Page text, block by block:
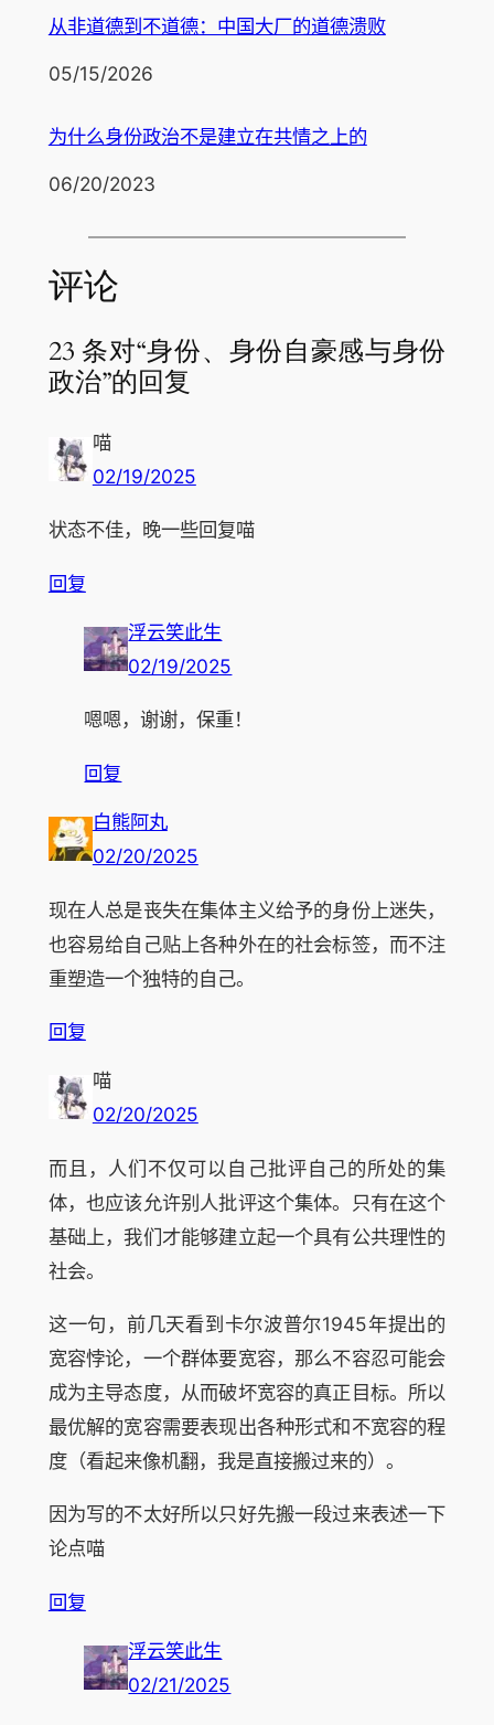
从非道德到不道德：中国大厂的道德溃败
日期
05/15/2026
为什么身份政治不是建立在共情之上的
日期
06/20/2023
评论
23 条对“身份、身份自豪感与身份
政治”的回复
喵
02/19/2025
状态不佳，晚一些回复喵
回复
浮云笑此生
02/19/2025
嗯嗯，谢谢，保重！
回复
白熊阿丸
02/20/2025
现在人总是丧失在集体主义给予的身份上迷失，
也容易给自己贴上各种外在的社会标签，而不注
重塑造一个独特的自己。
回复
喵
02/20/2025
而且，人们不仅可以自己批评自己的所处的集
体，也应该允许别人批评这个集体。只有在这个
基础上，我们才能够建立起一个具有公共理性的
社会。
这一句，前几天看到卡尔波普尔1945年提出的
宽容悖论，一个群体要宽容，那么不容忍可能会
成为主导态度，从而破坏宽容的真正目标。所以
最优解的宽容需要表现出各种形式和不宽容的程
度（看起来像机翻，我是直接搬过来的）。
因为写的不太好所以只好先搬一段过来表述一下
论点喵
回复
浮云笑此生
02/21/2025